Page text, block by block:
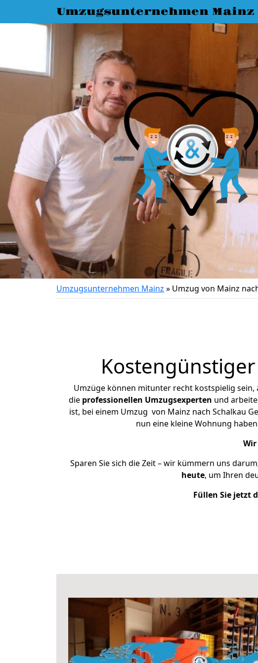
Umzugsunternehmen Mainz
Umzugsunternehmen Mainz » Umzug von Mainz
Umzüge können mitunter recht kostspielig
die professionellen Umzugsexperten und
ist, bei einem Umzug von Mainz nach Schalkau
nun eine kleine Wohnung
Sparen Sie sich die Zeit – wir kümmern uns
heute, um Ihren
Füllen Sie jetzt